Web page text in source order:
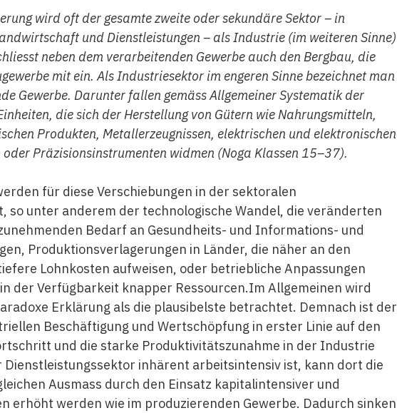
wird oft der gesamte zweite oder sekundäre Sektor – in
und Dienstleistungen – als Industrie (im weiteren Sinne)
neben dem verarbeitenden Gewerbe auch den Bergbau, die
mit ein. Als Industriesektor im engeren Sinne bezeichnet man
Gewerbe. Darunter fallen gemäss Allgemeiner Systematik der
die sich der Herstellung von Gütern wie Nahrungsmitteln,
Produkten, Metallerzeugnissen, elektrischen und elektronischen
oder Präzisionsinstrumenten widmen (Noga Klassen 15–37).
für diese Verschiebungen in der sektoralen
unter anderem der technologische Wandel, die veränderten
Bedarf an Gesundheits- und Informations- und
Produktionsverlagerungen in Länder, die näher an den
Lohnkosten aufweisen, oder betriebliche Anpassungen
der Verfügbarkeit knapper Ressourcen.Im Allgemeinen wird
Erklärung als die plausibelste betrachtet. Demnach ist der
Beschäftigung und Wertschöpfung in erster Linie auf den
und die starke Produktivitätszunahme in der Industrie
Dienstleistungssektor inhärent arbeitsintensiv ist, kann dort die
Ausmass durch den Einsatz kapitalintensiver und
erhöht werden wie im produzierenden Gewerbe. Dadurch sinken